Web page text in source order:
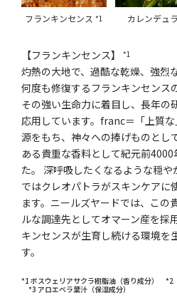
フランキンセンス*1 カレンデュ
【フランキンセンス】*1
灼熱の大地で、過酷な乾燥、強烈
何度も修復するフランキンセンス
その強い生命力に着目し、長年の
応用しています。franc＝「上質
源をもち、神々への捧げものとし
ある貴重な香料として紀元前
た。 深呼吸したくなるような穏
ではクレオパトラがスキンケアに
ます。ニールズヤードでは、この
ルな調達先としてオマーン産を採
キンセンスが生育し続ける環境を
す。
*1 ボスウェリアサクラ樹脂油（香り成分） *2
*3 アロエベラ葉汁（保湿成分）